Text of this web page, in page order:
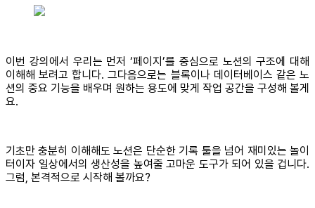
이번 강의에서 우리는 먼저 ‘페이지’를 중심으로 노션의 구조에 대해
이해해 보려고 합니다. 그다음으로는 블록이나 데이터베이스 같은 노
션의 중요 기능을 배우며 원하는 용도에 맞게 작업 공간을 구성해 볼게
요.
기초만 충분히 이해해도 노션은 단순한 기록 툴을 넘어 재미있는 놀이
터이자 일상에서의 생산성을 높여줄 고마운 도구가 되어 있을 겁니다.
그럼, 본격적으로 시작해 볼까요?